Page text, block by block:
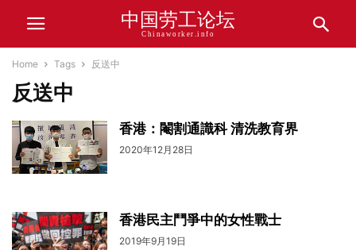
中国劳工论坛
Chinaworker.info
Home Tags 反送中
反送中
香港：閹割通識科 清洗教育界
2020年12月28日
香港民主鬥爭中的女性戰士
2019年9月19日